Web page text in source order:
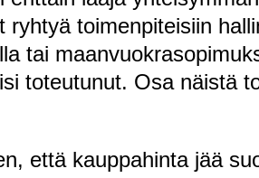
toimenpiteisiin
tai
toteutunut. Osa näistä
että kauppahinta jää